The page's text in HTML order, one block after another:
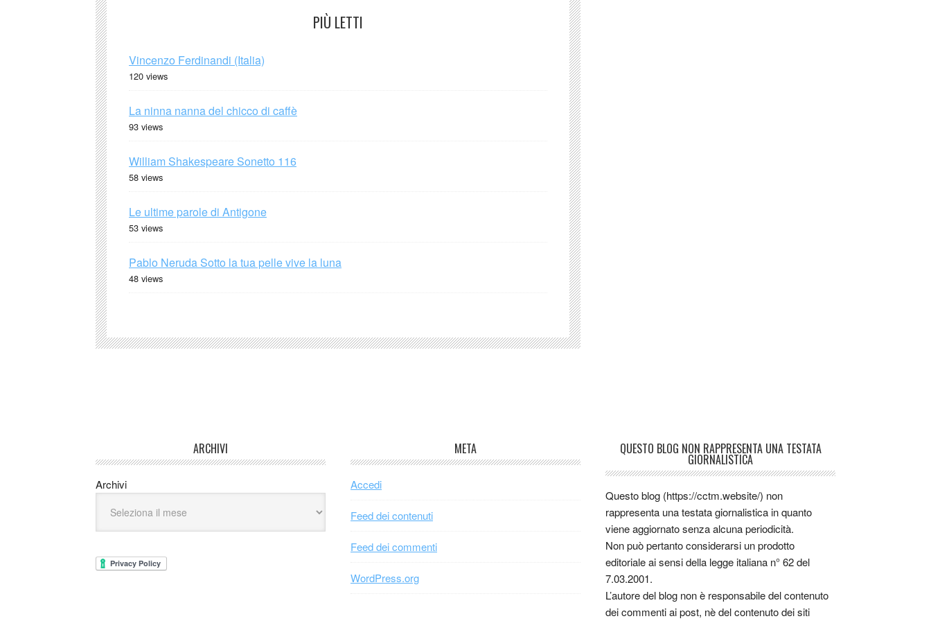
PIÙ LETTI
Vincenzo Ferdinandi (Italia)
120 views
La ninna nanna del chicco di caffè
93 views
William Shakespeare Sonetto 116
58 views
Le ultime parole di Antigone
53 views
Pablo Neruda Sotto la tua pelle vive la luna
48 views
ARCHIVI
Archivi
META
Accedi
Feed dei contenuti
Feed dei commenti
WordPress.org
QUESTO BLOG NON RAPPRESENTA UNA TESTATA
GIORNALISTICA
Questo blog (https://cctm.website/) non
rappresenta una testata giornalistica in quanto
viene aggiornato senza alcuna periodicità.
Non può pertanto considerarsi un prodotto
editoriale ai sensi della legge italiana n° 62 del
7.03.2001.
L’autore del blog non è responsabile del contenuto
dei commenti ai post, nè del contenuto dei siti